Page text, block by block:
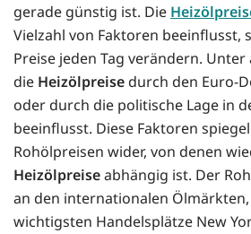
gerade günstig ist. Die
Vielzahl von Faktoren beeinflusst,
Preise jeden Tag verändern.
die Heizölpreise durch den Euro-
oder durch die politische Lage in
beeinflusst. Diese Faktoren
Rohölpreisen wider, von denen
Heizölpreiseabhängig ist. Der
an den internationalen
wichtigsten Handelsplätze New